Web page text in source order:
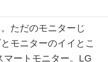
ただのモニターじ
モニターのイイとこ
マートモニター。LG